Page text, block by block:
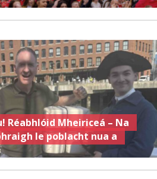
Réabhlóid Mheiriceá – Na
le poblacht nua a